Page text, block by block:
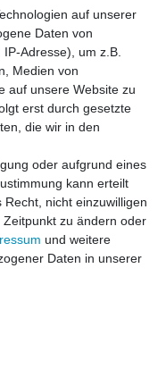
auf unserer
Daten von
Adresse), um z.B.
Medien von
auf unsere Website zu
erst durch gesetzte
die wir in den
oder aufgrund eines
kann erteilt
nicht einzuwilligen
zu ändern oder
und weitere
Daten in unserer